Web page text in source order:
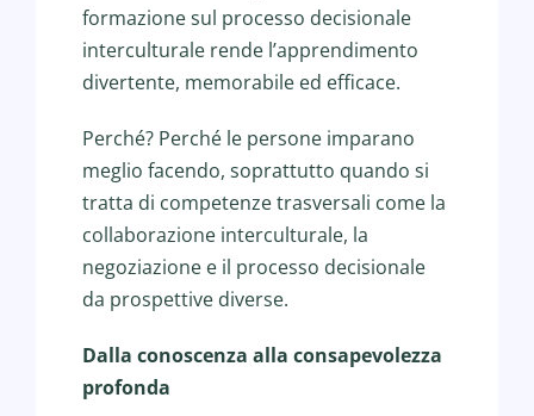
formazione sul processo decisionale
interculturale rende l’apprendimento
divertente, memorabile ed efficace.
Perché? Perché le persone imparano
meglio facendo, soprattutto quando si
tratta di competenze trasversali come la
collaborazione interculturale, la
negoziazione e il processo decisionale
da prospettive diverse.
Dalla conoscenza alla consapevolezza
profonda